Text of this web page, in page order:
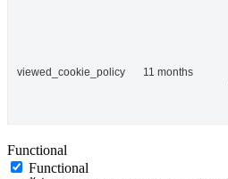
viewed_cookie_policy 11 months
Functional
Functional